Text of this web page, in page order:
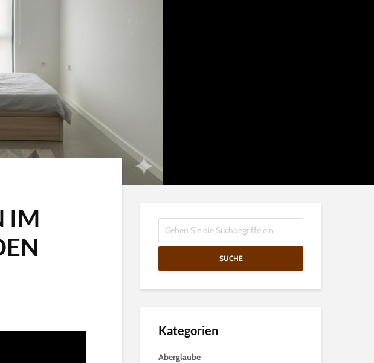
IM
SUCHE
Kategorien
Aberglaube